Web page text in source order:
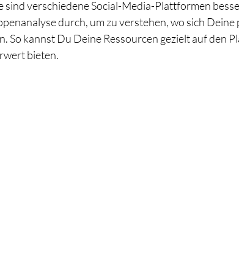
sind verschiedene Social-Media-Plattformen
durch, um zu verstehen, wo sich Deine
So kannst Du Deine Ressourcen gezielt auf den
bieten.